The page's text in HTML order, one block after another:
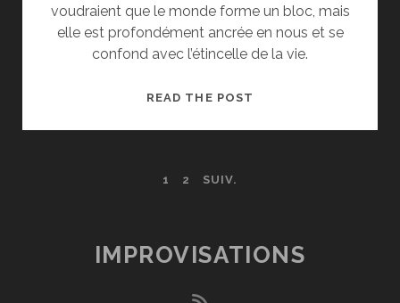
voudraient que le monde forme un bloc, mais
elle est profondément ancrée en nous et se
confond avec l’étincelle de la vie.
READ THE POST
DRAMES
PAGINATION
PUBLICATIONS
1 2 SUIV.
IMPROVISATIONS